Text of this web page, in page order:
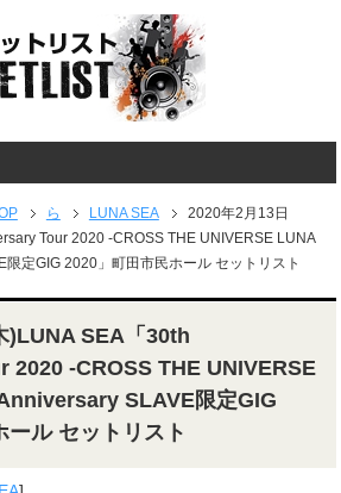
ら LUNA SEA
2020年2月13日
Tour 2020 -CROSS THE UNIVERSE LUNA
定GIG 2020」町田市民ホール セットリスト
)LUNA SEA「30th
-CROSS THE UNIVERSE
SLAVE限定GIG
ル セットリスト